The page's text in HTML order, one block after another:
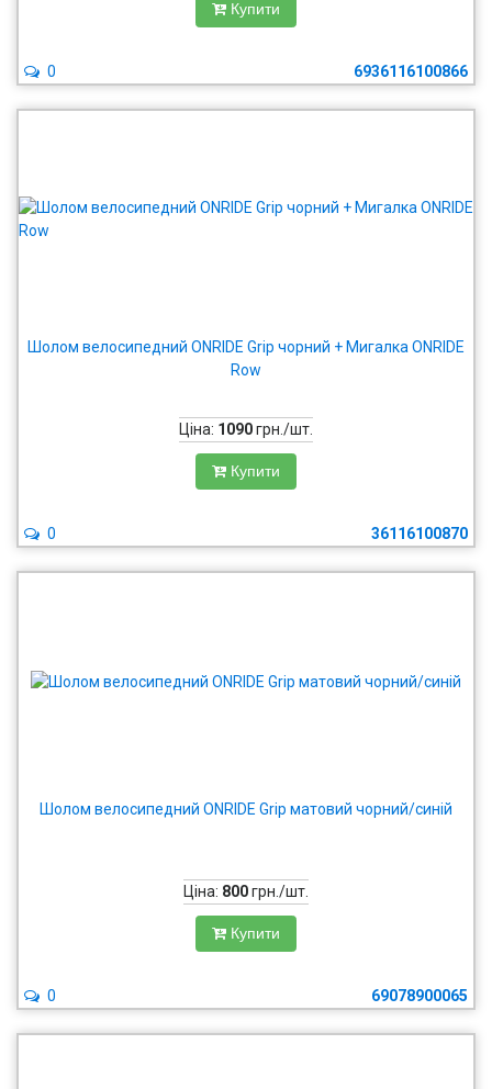
Купити
6936116100866
0
Шолом велосипедний ONRIDE Grip чорний + Мигалка ONRIDE
Row
Ціна: 1090грн./шт.
Купити
36116100870
0
Шолом велосипедний ONRIDE Grip матовий чорний/синій
Ціна: 800грн./шт.
Купити
69078900065
0